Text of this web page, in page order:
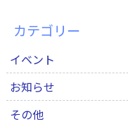
カテゴリー
イベント
お知らせ
その他